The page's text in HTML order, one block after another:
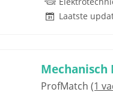
Laatste
ProfMatch (1